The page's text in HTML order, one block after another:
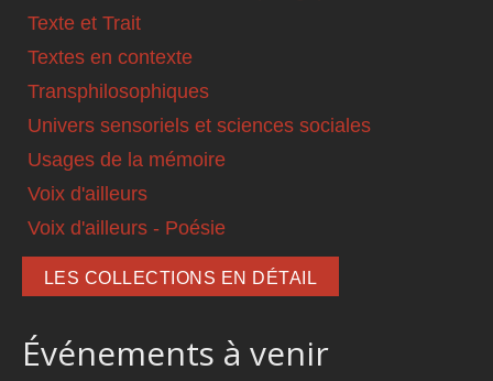
Texte et Trait
Textes en contexte
Transphilosophiques
Univers sensoriels et sciences sociales
Usages de la mémoire
Voix d'ailleurs
Voix d'ailleurs - Poésie
LES COLLECTIONS EN DÉTAIL
Événements à venir